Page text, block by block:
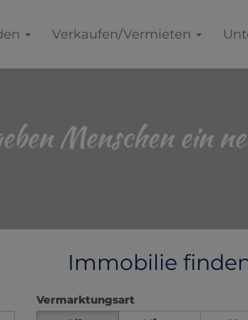
Verkaufen/Vermieten
Menschen ein
Immobilie
Vermarktungsart